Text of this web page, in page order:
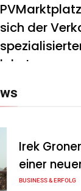
sich der
lohnt
Jahr nichts
Irek
einer
von
BUSINESS & ERFOLG